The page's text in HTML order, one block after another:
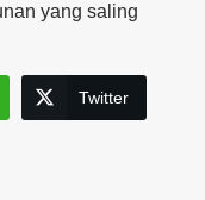
yang saling
Twitter